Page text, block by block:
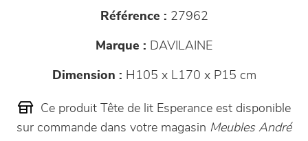
Référence : 27962
Marque : DAVILAINE
Dimension : H105 x L170 x P15 cm
Ce produit Tête de lit Esperance est disponible
sur commande dans votre magasin Meubles André